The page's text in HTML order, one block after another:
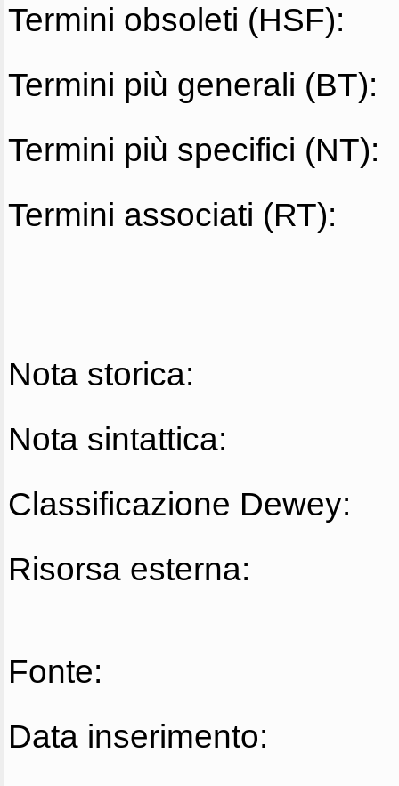
Termini obsoleti (HSF):
Termini più generali (BT):
Termini più specifici (NT):
Termini associati (RT):
Nota storica:
Nota sintattica:
Classificazione Dewey:
Risorsa esterna:
Fonte:
Data inserimento: